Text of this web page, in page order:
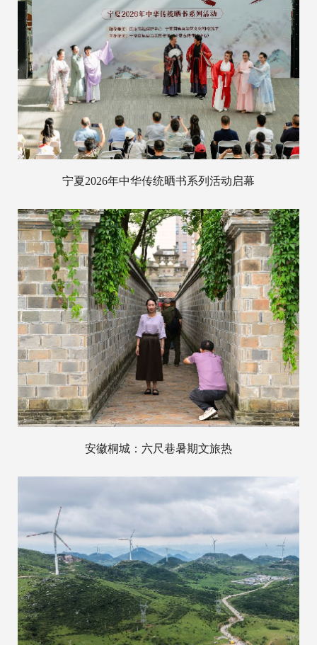
宁夏2026年中华传统晒书系列活动启幕
安徽桐城：六尺巷暑期文旅热